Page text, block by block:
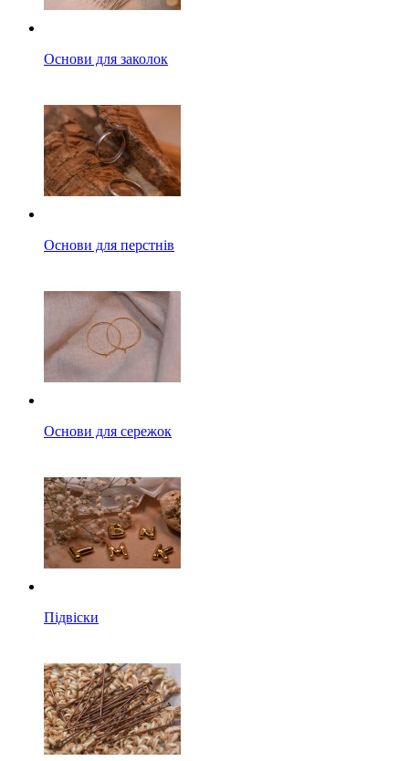
Основи для заколок
Основи для перстнів
Основи для сережок
Підвіски